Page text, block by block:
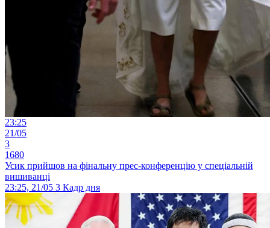
23:25
21/05
3
1680
Усик прийшов на фінальну прес-конференцію у спеціальній
вишиванці
23:25, 21/05 3 Кадр дня